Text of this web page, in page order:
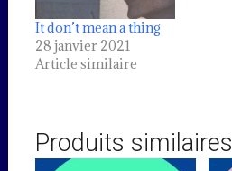
It don’t mean a thing
28 janvier 2021
Article similaire
Produits similaires